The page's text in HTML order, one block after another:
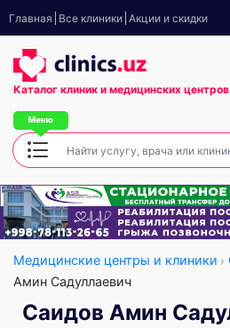
Главная Все клиники Акции и скидки
Каталог клиник и медицинских центров
Медицинские центры и клиники
Амин Садуллаевич
Саидов Амин